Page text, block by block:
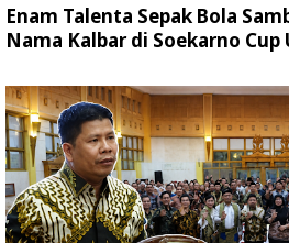
Enam Talenta Sepak Bola
Nama Kalbar di Soekarno Cup